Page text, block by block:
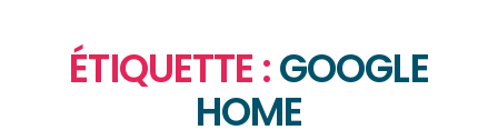
ÉTIQUETTE :GOOGLE
HOME